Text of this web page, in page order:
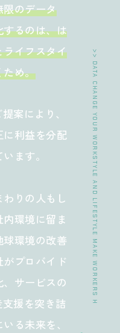
限のデータ
るのは、は
イフスタイ
ため。
案により、
に利益を分配
ます。
わりの人もし
環境に留ま
球環境の改善
プロバイド
、サービスの
援を突き詰
る未来を、
>> DATA CHANGE YOUR WORKSTYLE AND LIFESTYLE MAKE WORKERS HAPPY.